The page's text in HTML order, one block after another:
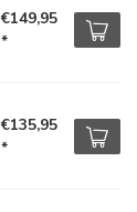
€149,95
*
€135,95
*